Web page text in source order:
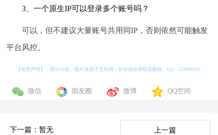
3、一个原生IP可以登录多个账号吗？
可以，但不建议大量账号共用同IP，否则依然可能触发
平台风控。
【免责声明】：部分内容、图片来源于互联网，如有侵权请联系删除，QQ：228866015
微信 朋友圈 微博 QQ空间
下一篇：暂无 上一篇